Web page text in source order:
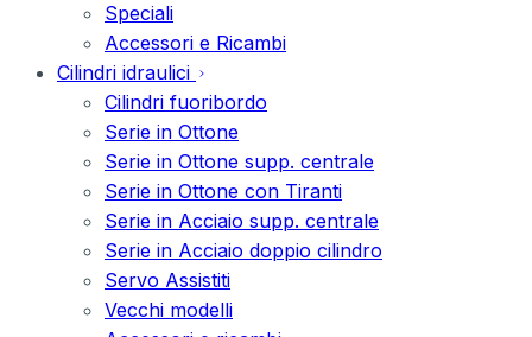
Speciali
Accessori e Ricambi
Cilindri idraulici
Cilindri fuoribordo
Serie in Ottone
Serie in Ottone supp. centrale
Serie in Ottone con Tiranti
Serie in Acciaio supp. centrale
Serie in Acciaio doppio cilindro
Servo Assistiti
Vecchi modelli